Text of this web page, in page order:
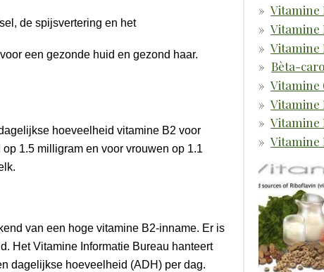
de spijsvertering en het
een gezonde huid en gezond haar.
hoeveelheid vitamine B2 voor
1.5 milligram en voor vrouwen op 1.1
van een hoge vitamine B2-inname. Er is
Het Vitamine Informatie Bureau hanteert
dagelijkse hoeveelheid (ADH) per dag.
Vitamine
Vitamine
Vitamine
Bèta-
Vitamine
Vitamine
Vitamine
Vitamine